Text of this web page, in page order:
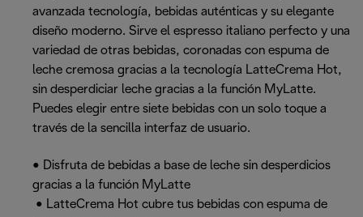
avanzada tecnología, bebidas auténticas y su elegante
diseño moderno. Sirve el espresso italiano perfecto y una
variedad de otras bebidas, coronadas con espuma de
leche cremosa gracias a la tecnología LatteCrema Hot,
sin desperdiciar leche gracias a la función MyLatte.
Puedes elegir entre siete bebidas con un solo toque a
través de la sencilla interfaz de usuario.
• Disfruta de bebidas a base de leche sin desperdicios
gracias a la función MyLatte
• LatteCrema Hot cubre tus bebidas con espuma de